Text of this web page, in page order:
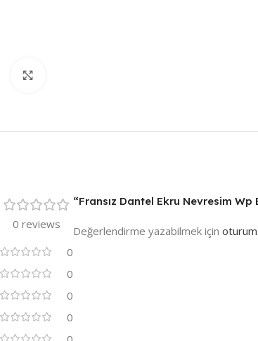
0 reviews
0
0
0
0
“Fransız Dantel Ekru Nevresim
Değerlendirme yazabilmek için oturum